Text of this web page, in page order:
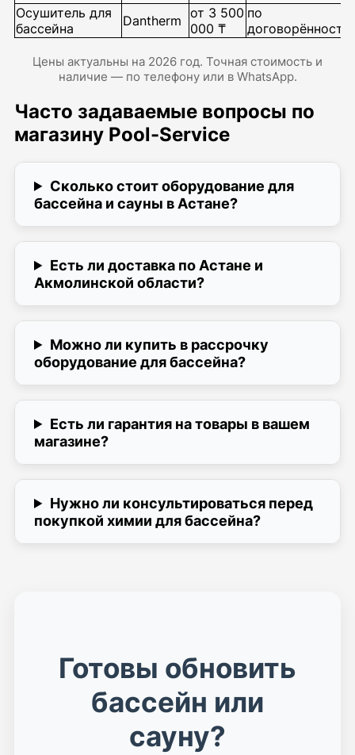
Осушитель для
бассейна
Dantherm от 3 500
000 ₸
по
договорённости
Цены актуальны на 2026 год. Точная стоимость и
наличие — по телефону или в WhatsApp.
Часто задаваемые вопросы по
магазину Pool-Service
Сколько стоит оборудование для
бассейна и сауны в Астане?
Есть ли доставка по Астане и
Акмолинской области?
Можно ли купить в рассрочку
оборудование для бассейна?
Есть ли гарантия на товары в вашем
магазине?
Нужно ли консультироваться перед
покупкой химии для бассейна?
Готовы обновить
бассейн или
сауну?